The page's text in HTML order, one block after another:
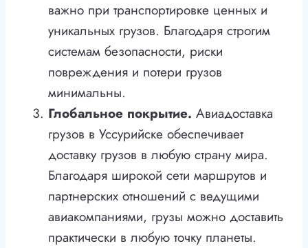
важно при транспортировке ценных и
уникальных грузов. Благодаря строгим
системам безопасности, риски
повреждения и потери грузов
минимальны.
Глобальное покрытие. Авиадоставка
грузов в Уссурийске обеспечивает
доставку грузов в любую страну мира.
Благодаря широкой сети маршрутов и
партнерских отношений с ведущими
авиакомпаниями, грузы можно доставить
практически в любую точку планеты.